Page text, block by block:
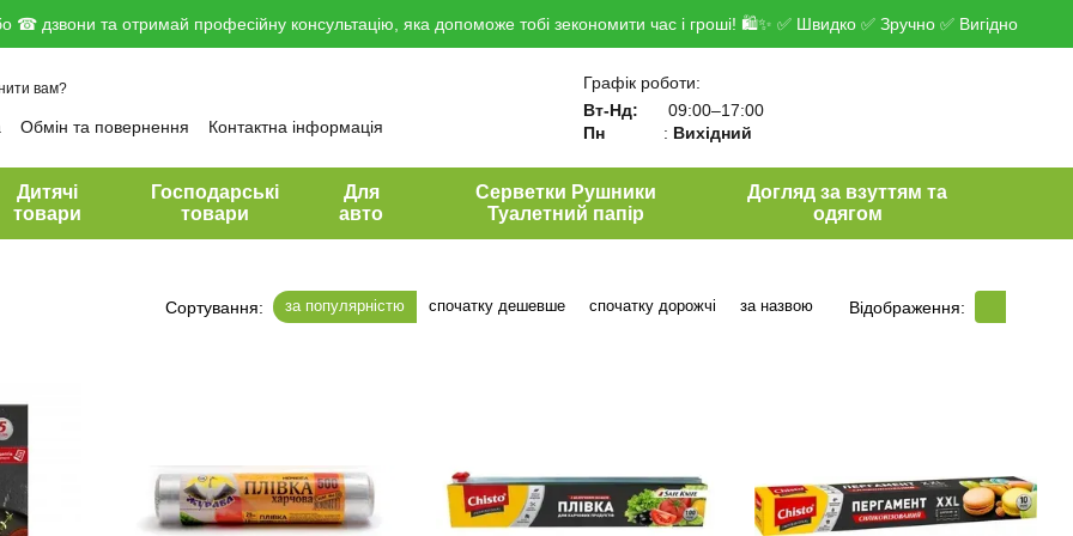
та отримай професійну консультацію, яка допоможе тобі зекономити час і гроші! 🛍✨ ✅ Швидко ✅ Зручно ✅ Вигідно
вам?
Обмін та повернення
Контактна інформація
Графік роботи:
Вт-Нд:
09:00–17:00
Пн
: Вихідний
Дитячі
товари
Господарські
товари
Для
авто
Серветки Рушники
Туалетний папір
Догляд за взуттям та
одягом
Сортування: за популярністю спочатку дешевше спочатку дорожчі за назвою Відображення: